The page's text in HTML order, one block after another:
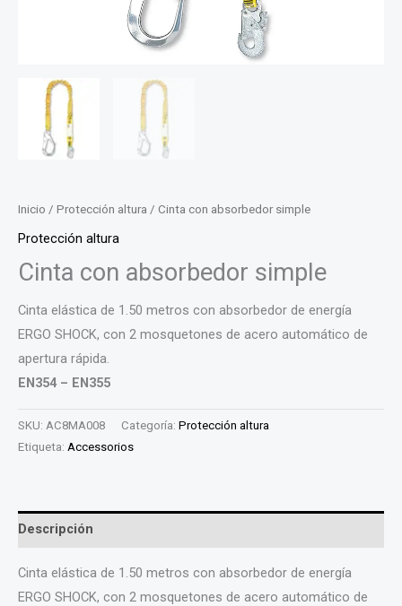
Inicio / Protección altura / Cinta con absorbedor simple
Protección altura
Cinta con absorbedor simple
Cinta elástica de 1.50 metros con absorbedor de energía
ERGO SHOCK, con 2 mosquetones de acero automático de
apertura rápida.
EN354 – EN355
SKU: AC8MA008 Categoría: Protección altura
Etiqueta: Accessorios
Descripción
Cinta elástica de 1.50 metros con absorbedor de energía
ERGO SHOCK, con 2 mosquetones de acero automático de